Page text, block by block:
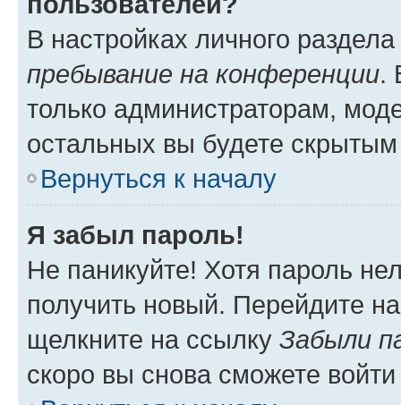
В настройках личного
пребывание на конференции.
только администраторам,
остальных вы будете
Вернуться к началу
Я забыл пароль!
Не паникуйте! Хотя пароль
получить новый. Перейдите
щелкните на ссылку Забыли
скоро вы снова сможете